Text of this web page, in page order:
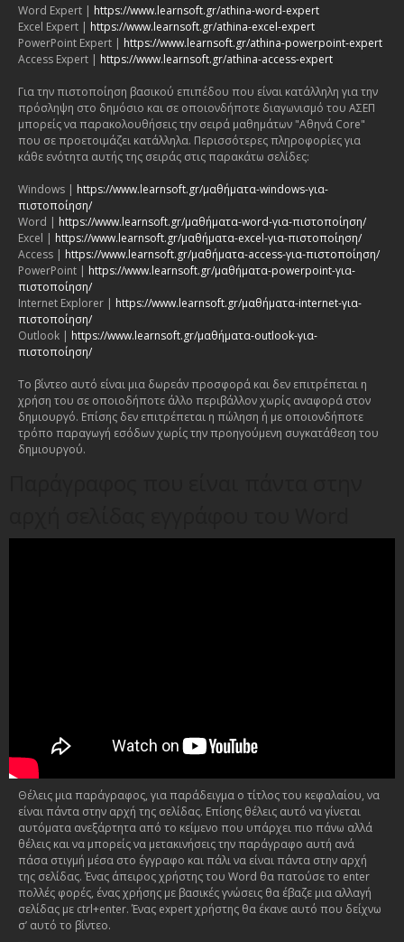
Word Expert | https://www.learnsoft.gr/athina-word-expert
Excel Expert | https://www.learnsoft.gr/athina-excel-expert
PowerPoint Expert | https://www.learnsoft.gr/athina-powerpoint-expert
Access Expert | https://www.learnsoft.gr/athina-access-expert
Για την πιστοποίηση βασικού επιπέδου που είναι κατάλληλη για την
πρόσληψη στο δημόσιο και σε οποιονδήποτε διαγωνισμό του ΑΣΕΠ
μπορείς να παρακολουθήσεις την σειρά μαθημάτων "Αθηνά Core"
που σε προετοιμάζει κατάλληλα. Περισσότερες πληροφορίες για
κάθε ενότητα αυτής της σειράς στις παρακάτω σελίδες:
Windows | https://www.learnsoft.gr/μαθήματα-windows-για-
πιστοποίηση/
Word | https://www.learnsoft.gr/μαθήματα-word-για-πιστοποίηση/
Excel | https://www.learnsoft.gr/μαθήματα-excel-για-πιστοποίηση/
Access | https://www.learnsoft.gr/μαθήματα-access-για-πιστοποίηση/
PowerPoint | https://www.learnsoft.gr/μαθήματα-powerpoint-για-
πιστοποίηση/
Internet Explorer | https://www.learnsoft.gr/μαθήματα-internet-για-
πιστοποίηση/
Outlook | https://www.learnsoft.gr/μαθήματα-outlook-για-
πιστοποίηση/
Το βίντεο αυτό είναι μια δωρεάν προσφορά και δεν επιτρέπεται η
χρήση του σε οποιοδήποτε άλλο περιβάλλον χωρίς αναφορά στον
δημιουργό. Επίσης δεν επιτρέπεται η πώληση ή με οποιονδήποτε
τρόπο παραγωγή εσόδων χωρίς την προηγούμενη συγκατάθεση του
δημιουργού.
Θέλεις μια παράγραφος, για παράδειγμα ο τίτλος του κεφαλαίου, να
είναι πάντα στην αρχή της σελίδας. Επίσης θέλεις αυτό να γίνεται
αυτόματα ανεξάρτητα από το κείμενο που υπάρχει πιο πάνω αλλά
θέλεις και να μπορείς να μετακινήσεις την παράγραφο αυτή ανά
πάσα στιγμή μέσα στο έγγραφο και πάλι να είναι πάντα στην αρχή
της σελίδας. Ένας άπειρος χρήστης του Word θα πατούσε το enter
πολλές φορές, ένας χρήσης με βασικές γνώσεις θα έβαζε μια αλλαγή
σελίδας με ctrl+enter. Ένας expert χρήστης θα έκανε αυτό που δείχνω
σ’ αυτό το βίντεο.